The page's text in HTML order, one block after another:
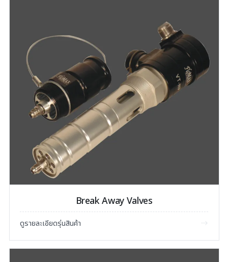
Break Away Valves
ดูรายละเอียดรุ่นสินค้า